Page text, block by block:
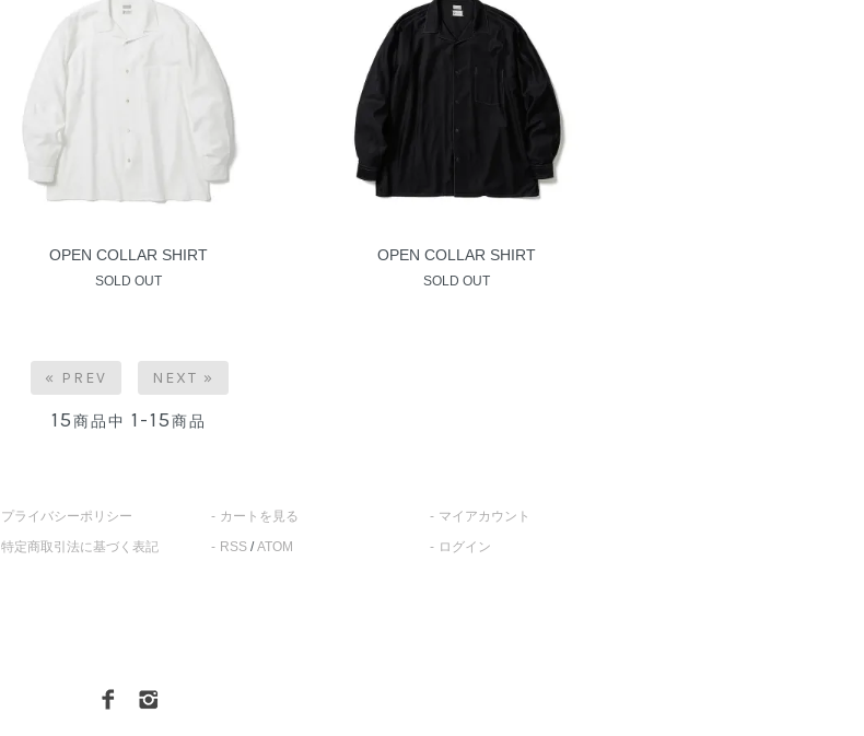
OPEN COLLAR SHIRT
SOLD OUT
OPEN COLLAR SHIRT
SOLD OUT
« PREV NEXT »
15商品中 1-15商品
プライバシーポリシー
特定商取引法に基づく表記
カートを見る
RSS/ATOM
マイアカウント
ログイン